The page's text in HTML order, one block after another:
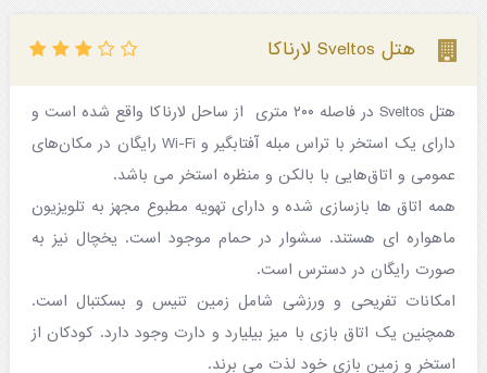
داخلی
لحظه
آخری
جاذبه‌های
گردشگری
هتل Sveltos لارناکا
هتل Sveltos در فاصله ۲۰۰ متری از ساحل لارناکا واقع شده است و
دارای یک استخر با تراس مبله آفتابگیر و Wi-Fi رایگان در مکان‌های
عمومی و اتاق‌هایی با بالکن و منظره استخر می باشد.
همه اتاق ها بازسازی شده و دارای تهویه مطبوع مجهز به تلویزیون
ماهواره ای هستند. سشوار در حمام موجود است. یخچال نیز به
صورت رایگان در دسترس است.
امکانات تفریحی و ورزشی شامل زمین تنیس و بسکتبال است.
همچنین یک اتاق بازی با میز بیلیارد و دارت وجود دارد. کودکان از
استخر و زمین بازی خود لذت می برند.